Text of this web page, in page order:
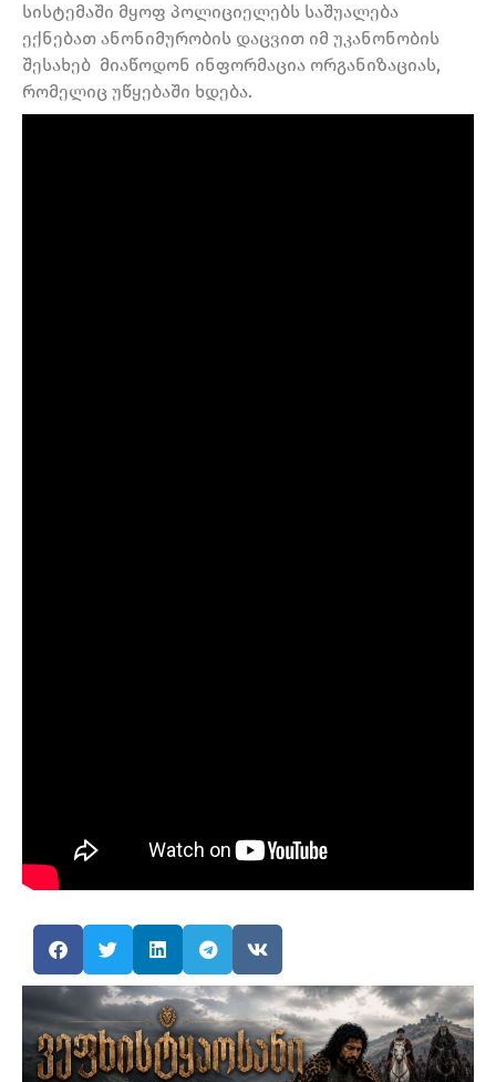
სისტემაში მყოფ პოლიციელებს საშუალება
ექნებათ ანონიმურობის დაცვით იმ უკანონობის
შესახებ მიაწოდონ ინფორმაცია ორგანიზაციას,
რომელიც უწყებაში ხდება.